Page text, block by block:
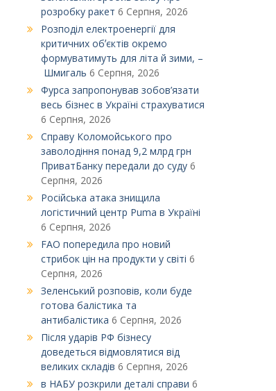
розробку ракет 6 Серпня, 2026
Розподіл електроенергії для
критичних обʼєктів окремо
формуватимуть для літа й зими, –
Шмигаль 6 Серпня, 2026
Фурса запропонував зобов’язати
весь бізнес в Україні страхуватися
6 Серпня, 2026
Справу Коломойського про
заволодіння понад 9,2 млрд грн
ПриватБанку передали до суду 6
Серпня, 2026
Російська атака знищила
логістичний центр Puma в Україні
6 Серпня, 2026
FAO попередила про новий
стрибок цін на продукти у світі 6
Серпня, 2026
Зеленський розповів, коли буде
готова балістика та
антибалістика 6 Серпня, 2026
Після ударів РФ бізнесу
доведеться відмовлятися від
великих складів 6 Серпня, 2026
в НАБУ розкрили деталі справи 6